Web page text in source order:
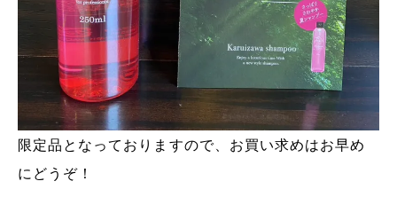
限定品となっておりますので、お買い求めはお早め
にどうぞ！